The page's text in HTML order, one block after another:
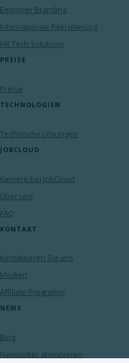
Employer Branding
Internationale Rekrutierung
HR Tech Solutions
PREISE
Preise
TECHNOLOGIEN
Technische Lösungen
JOBCLOUD
Karriere bei JobCloud
Über uns
FAQ
KONTAKT
Kontaktieren Sie uns
Medien
Affiliate Programm
NEWS
Blog
Newsletter abonnieren